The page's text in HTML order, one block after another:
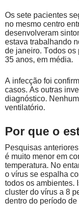
Os sete pacientes
no mesmo centro
desenvolveram
estava trabalhando
de janeiro. Todos os
35 anos, em média.
A infecção foi
casos. As outras
diagnóstico.
ventilatório.
Por que o
Pesquisas
é muito menor em
temperatura. No
o vírus se espalha
todos os ambientes.
cluster do vírus a 8
dentro do período